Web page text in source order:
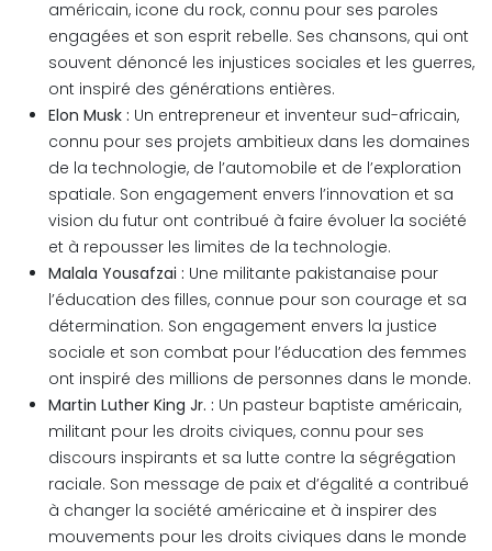
américain, icone du rock, connu pour ses paroles
engagées et son esprit rebelle. Ses chansons, qui ont
souvent dénoncé les injustices sociales et les guerres,
ont inspiré des générations entières.
Elon Musk : Un entrepreneur et inventeur sud-africain,
connu pour ses projets ambitieux dans les domaines
de la technologie, de l’automobile et de l’exploration
spatiale. Son engagement envers l’innovation et sa
vision du futur ont contribué à faire évoluer la société
et à repousser les limites de la technologie.
Malala Yousafzai : Une militante pakistanaise pour
l’éducation des filles, connue pour son courage et sa
détermination. Son engagement envers la justice
sociale et son combat pour l’éducation des femmes
ont inspiré des millions de personnes dans le monde.
Martin Luther King Jr. : Un pasteur baptiste américain,
militant pour les droits civiques, connu pour ses
discours inspirants et sa lutte contre la ségrégation
raciale. Son message de paix et d’égalité a contribué
à changer la société américaine et à inspirer des
mouvements pour les droits civiques dans le monde